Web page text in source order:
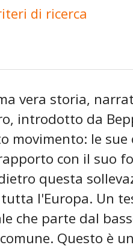
di ricerca
vera storia,
introdotto da
movimento: le
con il suo
questa
l'Europa. Un
che parte dal
Questo è